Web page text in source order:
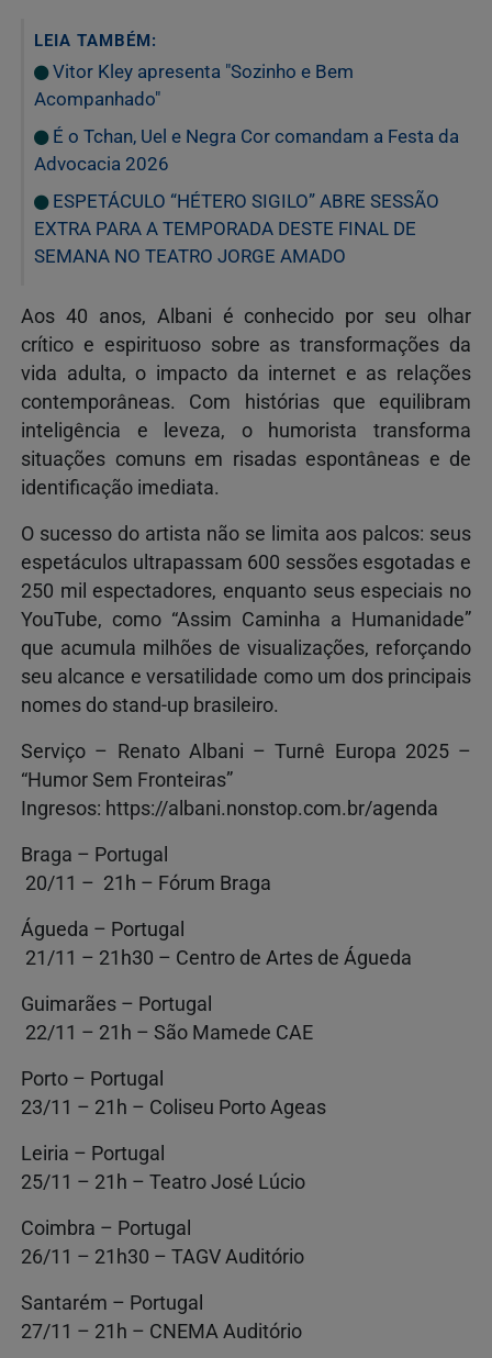
LEIA TAMBÉM:
Vitor Kley apresenta "Sozinho e Bem
Acompanhado"
É o Tchan, Uel e Negra Cor comandam a Festa da
Advocacia 2026
ESPETÁCULO “HÉTERO SIGILO” ABRE SESSÃO
EXTRA PARA A TEMPORADA DESTE FINAL DE
SEMANA NO TEATRO JORGE AMADO
Aos 40 anos, Albani é conhecido por seu olhar
crítico e espirituoso sobre as transformações da
vida adulta, o impacto da internet e as relações
contemporâneas. Com histórias que equilibram
inteligência e leveza, o humorista transforma
situações comuns em risadas espontâneas e de
identificação imediata.
O sucesso do artista não se limita aos palcos: seus
espetáculos ultrapassam 600 sessões esgotadas e
250 mil espectadores, enquanto seus especiais no
YouTube, como “Assim Caminha a Humanidade”
que acumula milhões de visualizações, reforçando
seu alcance e versatilidade como um dos principais
nomes do stand-up brasileiro.
Serviço – Renato Albani – Turnê Europa 2025 –
“Humor Sem Fronteiras”
Ingresos: https://albani.nonstop.com.br/agenda
Braga – Portugal
20/11 – 21h – Fórum Braga
Águeda – Portugal
21/11 – 21h30 – Centro de Artes de Águeda
Guimarães – Portugal
22/11 – 21h – São Mamede CAE
Porto – Portugal
23/11 – 21h – Coliseu Porto Ageas
Leiria – Portugal
25/11 – 21h – Teatro José Lúcio
Coimbra – Portugal
26/11 – 21h30 – TAGV Auditório
Santarém – Portugal
27/11 – 21h – CNEMA Auditório